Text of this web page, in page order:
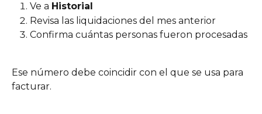
Ve a Historial
Revisa las liquidaciones del mes anterior
Confirma cuántas personas fueron procesadas
Ese número debe coincidir con el que se usa para
facturar.